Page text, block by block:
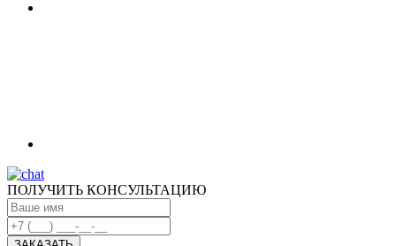
ПОЛУЧИТЬ КОНСУЛЬТАЦИЮ